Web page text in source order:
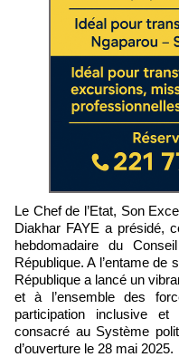
Le Chef de l’Etat, Son Excellence, Monsieur Bassirou Diomaye
Diakhar FAYE a présidé,
hebdomadaire du
République. A l’entame
République a lancé un
et à l’ensemble des
participation inclusive
consacré au Système
d’ouverture le 28 mai 2025.